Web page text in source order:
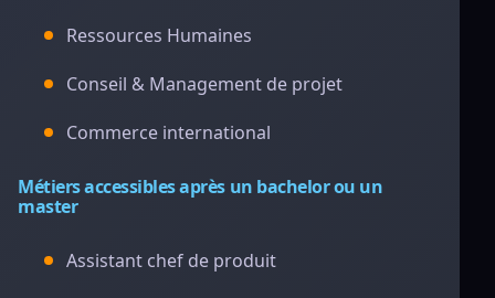
Ressources Humaines
Conseil & Management de projet
Commerce international
Métiers accessibles après un bachelor ou un
master
Assistant chef de produit